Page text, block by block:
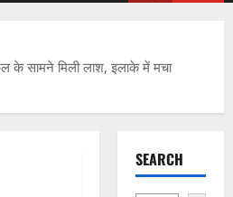
सामने मिली लाश, इलाके में मचा
SEARCH